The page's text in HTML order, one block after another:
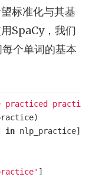
标准化与其基
SpaCy，我们
个单词的基本
practiced
)
in nlp_practice]
]